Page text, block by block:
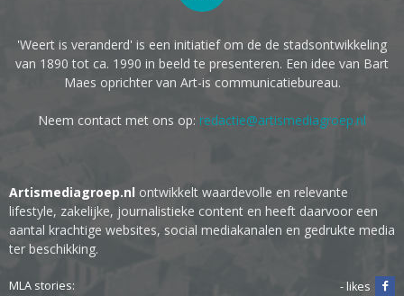
'Weert is veranderd' is een initiatief om de de stadsontwikkeling
van 1890 tot ca. 1990 in beeld te presenteren. Een idee van Bart
Maes oprichter van Art-is communicatiebureau.
Neem contact met ons op: redactie@artismediagroep.nl
Artismediagroep.nl ontwikkelt waardevolle en relevante
lifestyle, zakelijke, journalistieke content en heeft daarvoor een
aantal krachtige websites, social mediakanalen en gedrukte media
ter beschikking.
MLA stories:
- likes